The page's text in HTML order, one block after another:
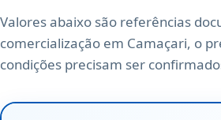
Valores abaixo são referências
comercialização em Camaçari, o
condições precisam ser